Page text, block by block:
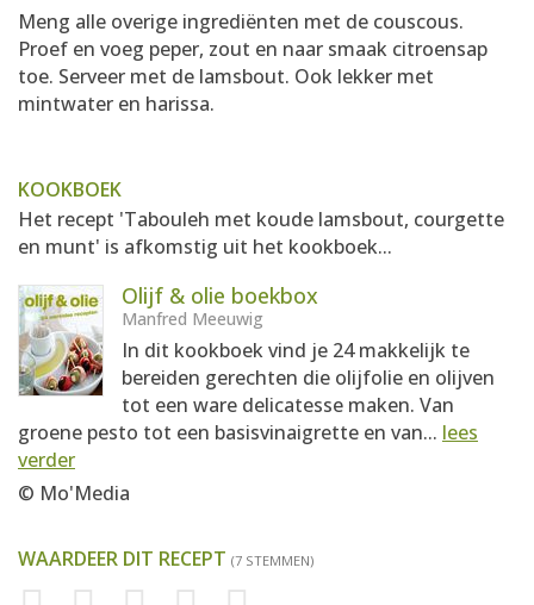
Meng alle overige ingrediënten met de couscous.
Proef en voeg peper, zout en naar smaak citroensap
toe. Serveer met de lamsbout. Ook lekker met
mintwater en harissa.
KOOKBOEK
Het recept 'Tabouleh met koude lamsbout, courgette
en munt' is afkomstig uit het kookboek...
Olijf & olie boekbox
Manfred Meeuwig
In dit kookboek vind je 24 makkelijk te
bereiden gerechten die olijfolie en olijven
tot een ware delicatesse maken. Van
groene pesto tot een basisvinaigrette en van... lees
verder
© Mo'Media
WAARDEER DIT RECEPT (7 STEMMEN)